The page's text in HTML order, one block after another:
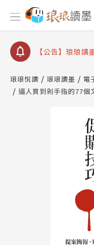
【公告】因
停部分閱讀服務
【公告】琅琅讀
【公告】琅琅讀
請圖文教學
【公告】琅琅書
查詢
停部分閱讀服務
琅琅悅讀 琅琅讀墨 電
逼人買到剁手指的77個